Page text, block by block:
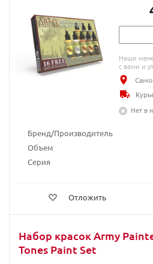
Бренд/Производитель
Объем
Серия
Отложить
Наши
с вами и
Нет в
Набор красок Army
Tones Paint Set